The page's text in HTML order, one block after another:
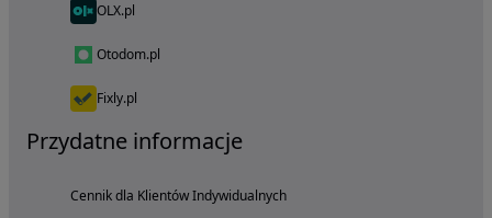
OLX.pl
Otodom.pl
Fixly.pl
Przydatne informacje
Cennik dla Klientów Indywidualnych